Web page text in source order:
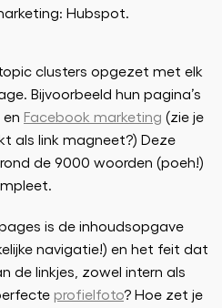
Hubspot.
clusters opgezet met elk
Bijvoorbeeld hun pagina’s
en Facebook marketing (zie je
als link magneet?) Deze
de 9000 woorden (poeh!)
is de inhoudsopgave
navigatie!) en het feit dat
de linkjes, zowel intern als
profielfoto? Hoe zet je